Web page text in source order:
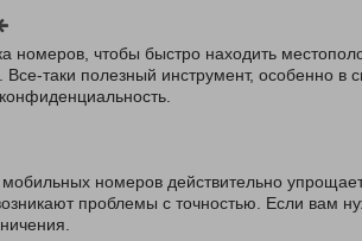
номеров, чтобы быстро находить
Все-таки полезный инструмент, особенно в
номеров действительно
проблемы с точностью. Если вам